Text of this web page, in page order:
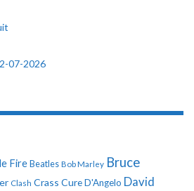
07-2026
Fire Beatles Bob Marley Bruce
Clash Crass CureD'Angelo David